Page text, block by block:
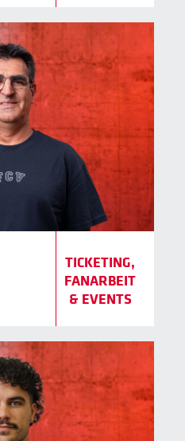
TICKETING,
FANARBEIT
& EVENTS